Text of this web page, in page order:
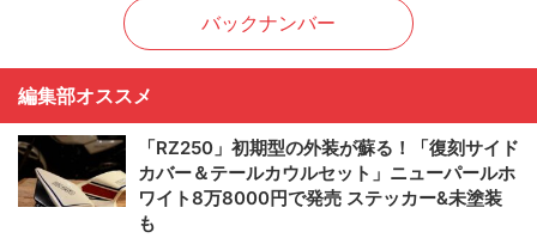
バックナンバー
編集部オススメ
「RZ250」初期型の外装が蘇る！「復刻サイド
カバー＆テールカウルセット」ニューパールホ
ワイト8万8000円で発売 ステッカー&未塗装
も